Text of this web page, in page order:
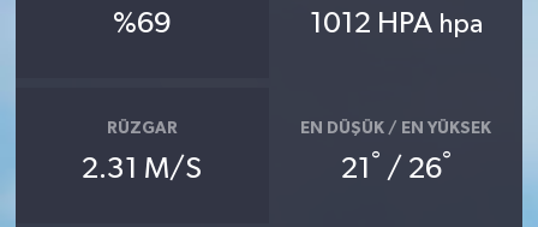
%69 1012 HPA hpa
RÜZGAR
2.31 M/S
EN DÜŞÜK / EN YÜKSEK
21 ° / 26°